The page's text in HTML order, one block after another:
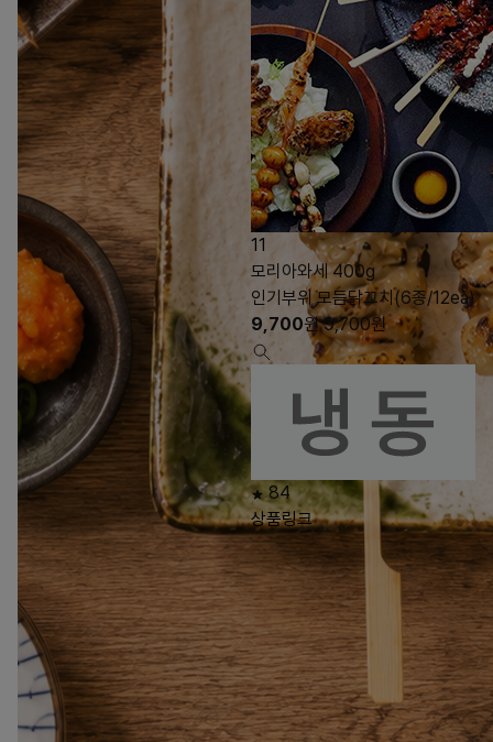
11
모리아와세 400g
인기부위 모듬닭꼬치(6종/12ea)
9,700원 9,700원
84
상품링크